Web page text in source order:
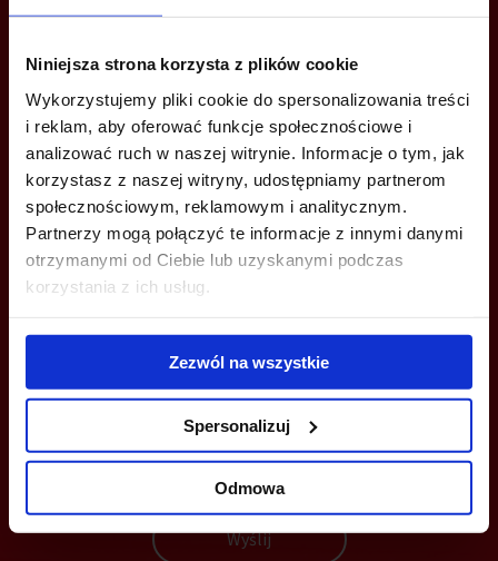
Niniejsza strona korzysta z plików cookie
Wykorzystujemy pliki cookie do spersonalizowania treści
i reklam, aby oferować funkcje społecznościowe i
analizować ruch w naszej witrynie. Informacje o tym, jak
korzystasz z naszej witryny, udostępniamy partnerom
społecznościowym, reklamowym i analitycznym.
Partnerzy mogą połączyć te informacje z innymi danymi
otrzymanymi od Ciebie lub uzyskanymi podczas
korzystania z ich usług.
Zezwól na wszystkie
Spersonalizuj
Odmowa
ZADZWOŃ I DOWIEDZ SIĘ WIĘCEJ
+48 12 294 94 30
krakow@bazabiur.pl
Z TOBĄ
Wyślij